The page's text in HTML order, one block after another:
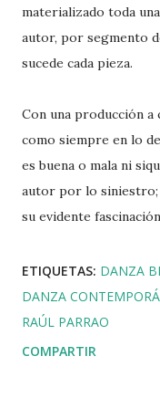
materializado toda
autor, por segmento
sucede cada pieza.
Con una producción
como siempre en lo
es buena o mala ni
autor por lo siniestro;
su evidente
ETIQUETAS: DANZA
DANZA
RAÚL PARRAO
COMPARTIR